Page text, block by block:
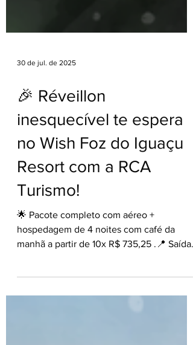
30 de jul. de 2025
🎉 Réveillon
inesquecível te espera
no Wish Foz do Iguaçu
Resort com a RCA
Turismo!
de São Paulo em 30 de...